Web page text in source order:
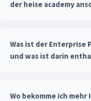
der heise academy
Was ist der Enterprise
und was ist darin
Wo bekomme ich